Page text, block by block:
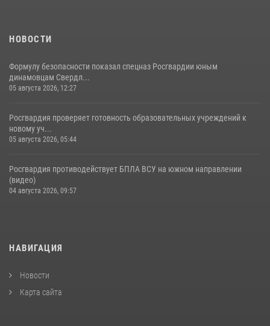
НОВОСТИ
Формулу безопасности показал спецназ Росгвардии юным
динамовцам Свердл...
05 августа 2026, 12:27
Росгвардия проверяет готовность образовательных учреждений к
новому уч...
05 августа 2026, 05:44
Росгвардия противодействует БПЛА ВСУ на южном направлении
(видео)
04 августа 2026, 09:57
НАВИГАЦИЯ
Новости
Карта сайта